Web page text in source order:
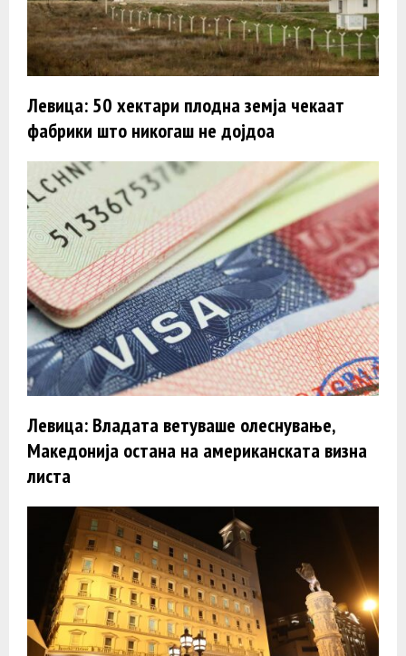
Левица: 50 хектари плодна земја чекаат
фабрики што никогаш не дојдоа
Левица: Владата ветуваше олеснување,
Македонија остана на американската визна
листа